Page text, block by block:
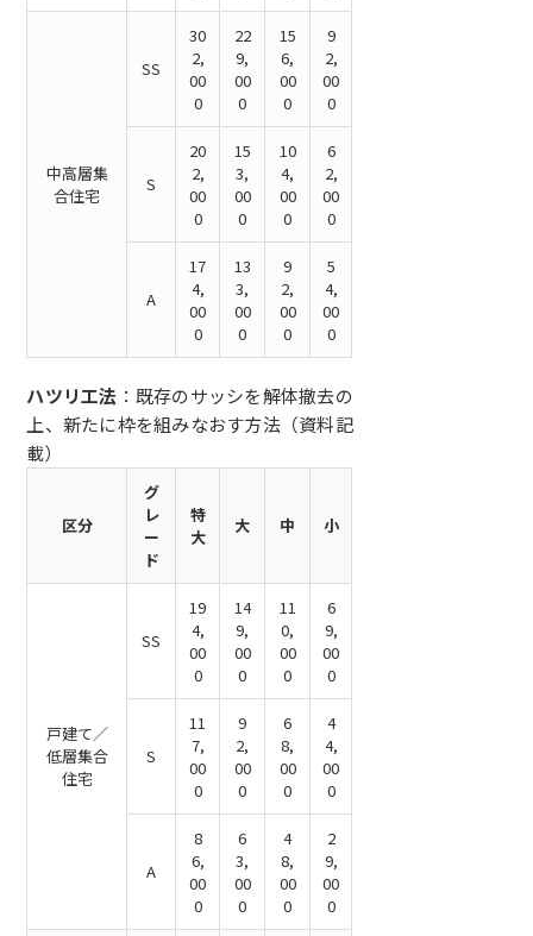
中高層集
合住宅
SS
30
2,
00
0
22
9,
00
0
15
6,
00
0
9
2,
00
0
S
20
2,
00
0
15
3,
00
0
10
4,
00
0
6
2,
00
0
A
17
4,
00
0
13
3,
00
0
9
2,
00
0
5
4,
00
0
ハツリ工法 ：既存のサッシを解体撤去の
上、新たに枠を組みなおす方法（資料記
載）
区分
グ
レ
ー
ド
特
大
大 中 小
戸建て／
低層集合
住宅
SS
19
4,
00
0
14
9,
00
0
11
0,
00
0
6
9,
00
0
S
11
7,
00
0
9
2,
00
0
6
8,
00
0
4
4,
00
0
A
8
6,
00
0
6
3,
00
0
4
8,
00
0
2
9,
00
0